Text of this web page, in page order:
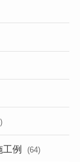
工例 (64)